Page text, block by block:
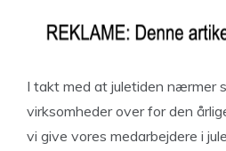
I takt med at juletiden nærmer
virksomheder over for den
vi give vores medarbejdere i